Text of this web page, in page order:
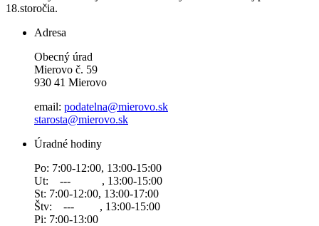
18.storočia.
Adresa
Obecný úrad
Mierovo č. 59
930 41 Mierovo
email: podatelna@mierovo.sk
starosta@mierovo.sk
Úradné hodiny
Po: 7:00-12:00, 13:00-15:00
Ut: --- , 13:00-15:00
St: 7:00-12:00, 13:00-17:00
Štv: --- , 13:00-15:00
Pi: 7:00-13:00